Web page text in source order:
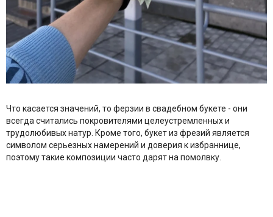
Что касается значений, то ферзии в свадебном букете - они
всегда считались покровителями целеустремленных и
трудолюбивых натур. Кроме того, букет из фрезий является
символом серьезных намерений и доверия к избраннице,
поэтому такие композиции часто дарят на помолвку.